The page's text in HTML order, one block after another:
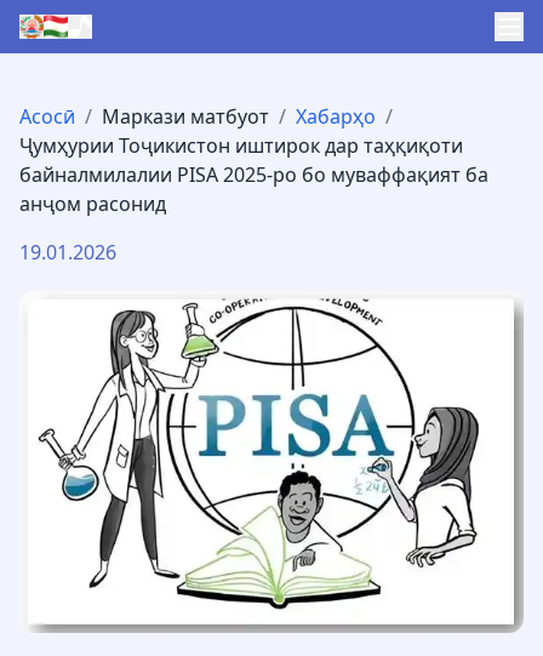
Асосӣ / Маркази матбуот / Хабарҳо /
Ҷумҳурии Тоҷикистон иштирок дар таҳқиқоти
байналмилалии PISA 2025-ро бо муваффақият ба
анҷом расонид
19.01.2026